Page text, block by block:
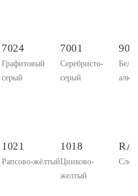
7024
Графитовый
серый
7001
Серебристо-
серый
Бело-
1021
Рапсово-жёлтый
1018
Цинково-
желтый